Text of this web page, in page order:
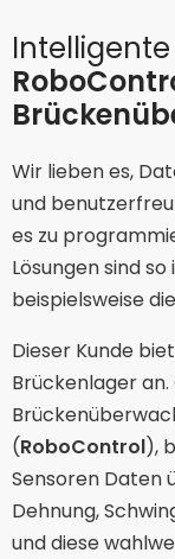
Wir lieben es,
und
es zu
Lösungen sind
beispielsweise die
Dieser Kunde
Brückenlager
(RoboControl),
Sensoren Daten
Dehnung,
und diese